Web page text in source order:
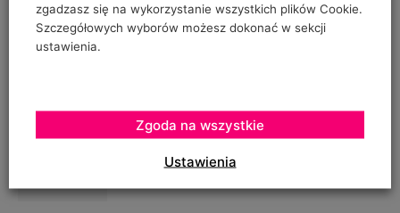
POWIĄZANE ARTYKUŁY WIĘCEJ OD AUTORA
zgadzasz się na wykorzystanie wszystkich plików Cookie.
Szczegółowych wyborów możesz dokonać w sekcji
ustawienia.
Ustawienia
Zgoda na wszystkie